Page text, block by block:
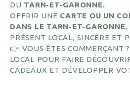
DU TARN-ET-GARONNE.
OFFRIR UNE CARTE OU UN
DANS LE TARN-ET-GARONNE,
PRÉSENT LOCAL, SINCÈRE ET
👉 VOUS ÊTES COMMERÇANT
LOCAL POUR FAIRE
CADEAUX ET DÉVELOPPER